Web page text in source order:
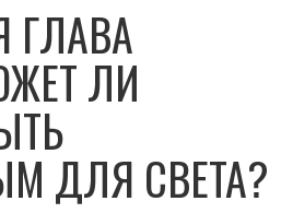
ГЛАВА
ЛИ
ДЛЯ СВЕТА?